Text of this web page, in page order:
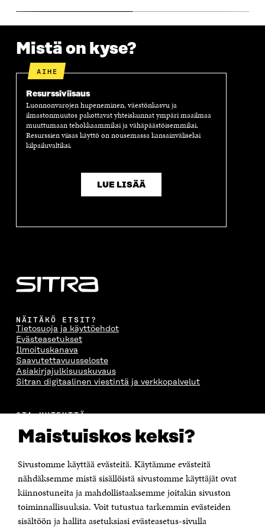
Maistuiskos keksi?
Sivustomme käyttää evästeitä. Käytämme evästeitä
nähdäksemme mistä sisällöistä sivustomme käyttäjät ovat
kiinnostuneita ja mahdollistaaksemme joitakin sivuston
toiminnallisuuksia. Voit tutustua tarkemmin evästeiden
sisältöön ja hallita asetuksiasi evästeasetus-sivulla
N
A
S
A
A
S
A
N
A
S
A
U
N
Mistä on kyse?
AIHE
Resurssiviisaus
Luonnonvarojen hupeneminen, väestönkasvu ja
ilmastonmuutos pakottavat yhteiskunnat ympäri maailmaa
muuttumaan tehokkaammiksi ja vähäpäästöisemmiksi.
Resurssien viisas käyttö on nousemassa kansainväliseksi
kilpailuvaltiksi.
LUE LISÄÄ
NÄITÄKÖ ETSIT?
Tietosuoja ja käyttöehdot
Evästeasetukset
Ilmoituskanava
Saavutettavuusseloste
Asiakirjajulkisuuskuvaus
Sitran digitaalinen viestintä ja verkkopalvelut
OTA YHTEYTTÄ
Itämerenkatu 11-13, PL 160,
00181 Helsinki
Puhelin +358 294 618 991
Sähköpostiosoite
Saapumisohjeet
Y-tunnus 0202132-3